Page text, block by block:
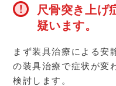
尺骨突き上げ
疑います。
まず装具治療による安
の装具治療で症状が変
検討します。